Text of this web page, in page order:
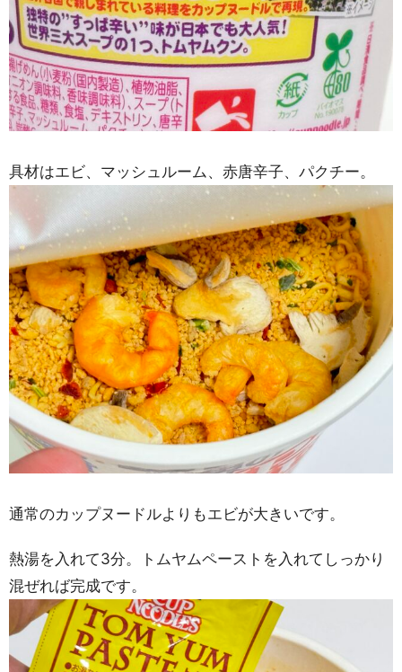
具材はエビ、マッシュルーム、赤唐辛子、パクチー。
通常のカップヌードルよりもエビが大きいです。
熱湯を入れて3分。トムヤムペーストを入れてしっかり
混ぜれば完成です。